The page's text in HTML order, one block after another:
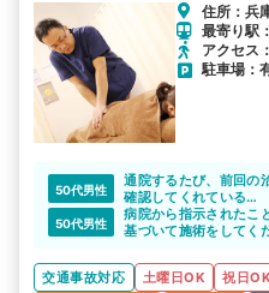
住所：兵
最寄り駅
アクセス
駐車場：
50代男性
通院するたび、前回の
確認してくれている
通院中に何処か違和感
も、きちんと対応をし
50代男性
病院から指示されたこ
基づいて施術をしてく
交通事故対応 土曜日OK 祝日OK